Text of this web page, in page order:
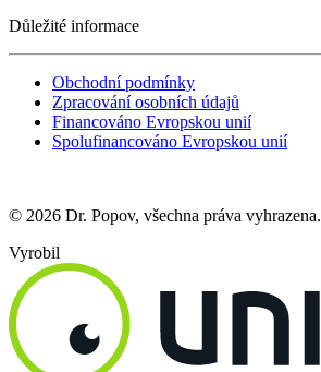
Důležité informace
Obchodní podmínky
Zpracování osobních údajů
Financováno Evropskou unií
Spolufinancováno Evropskou unií
© 2026 Dr. Popov, všechna práva vyhrazena.
Vyrobil